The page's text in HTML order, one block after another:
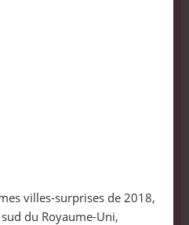
villes-surprises de 2018,
du Royaume-Uni,